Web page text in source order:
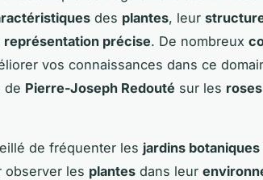
des plantes, leur
représentation précise. De nombreux
vos connaissances dans ce
de Pierre-Joseph Redouté sur les roses
de fréquenter les jardins botaniques
observer les plantes dans leur